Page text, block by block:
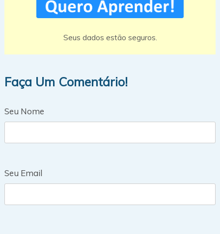
Seus dados estão seguros.
Faça Um Comentário!
Seu Nome
Seu Email